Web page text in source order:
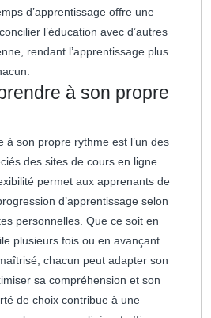
d’apprentissage offre une
l’éducation avec d’autres
rendant l’apprentissage plus
à son propre
à son propre rythme est l’un des
des sites de cours en ligne
permet aux apprenants de
d’apprentissage selon
personnelles. Que ce soit en
plusieurs fois ou en avançant
chacun peut adapter son
sa compréhension et son
de choix contribue à une